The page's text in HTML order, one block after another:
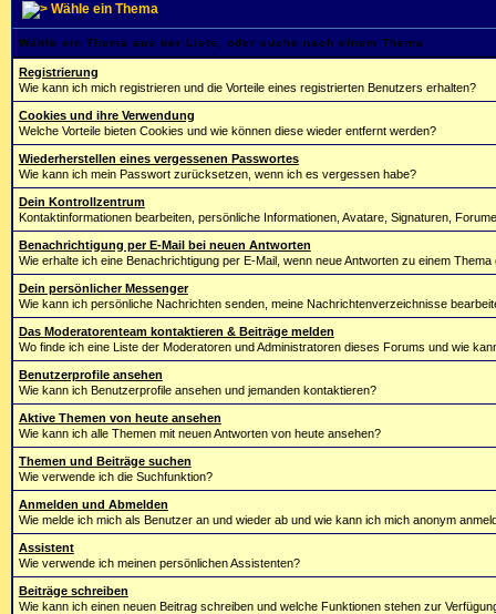
Wähle ein Thema
Wähle ein Thema aus der Liste, oder suche nach einem Thema
Registrierung
Wie kann ich mich registrieren und die Vorteile eines registrierten Benutzers erhalten?
Cookies und ihre Verwendung
Welche Vorteile bieten Cookies und wie können diese wieder entfernt werden?
Wiederherstellen eines vergessenen Passwortes
Wie kann ich mein Passwort zurücksetzen, wenn ich es vergessen habe?
Dein Kontrollzentrum
Kontaktinformationen bearbeiten, persönliche Informationen, Avatare, Signaturen,
Benachrichtigung per E-Mail bei neuen Antworten
Wie erhalte ich eine Benachrichtigung per E-Mail, wenn neue Antworten zu einem
Dein persönlicher Messenger
Wie kann ich persönliche Nachrichten senden, meine Nachrichtenverzeichnisse
Das Moderatorenteam kontaktieren & Beiträge melden
Wo finde ich eine Liste der Moderatoren und Administratoren dieses Forums und wie
Benutzerprofile ansehen
Wie kann ich Benutzerprofile ansehen und jemanden kontaktieren?
Aktive Themen von heute ansehen
Wie kann ich alle Themen mit neuen Antworten von heute ansehen?
Themen und Beiträge suchen
Wie verwende ich die Suchfunktion?
Anmelden und Abmelden
Wie melde ich mich als Benutzer an und wieder ab und wie kann ich mich anonym
Assistent
Wie verwende ich meinen persönlichen Assistenten?
Beiträge schreiben
Wie kann ich einen neuen Beitrag schreiben und welche Funktionen stehen zur